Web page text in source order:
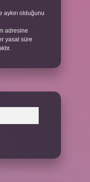
olduğunu
adresine
yasal süre